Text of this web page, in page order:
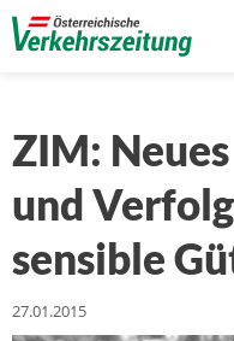
ZIM:
und
sensible
27.01.2015